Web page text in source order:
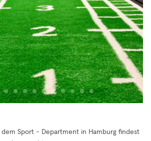
dem Sport - Department in Hamburg findest